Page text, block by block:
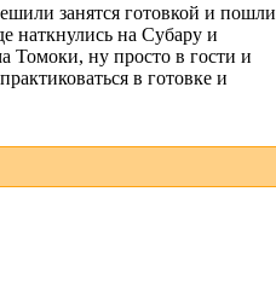
занятся готовкой и пошли
наткнулись на Субару и
Томоки, ну просто в гости и
в готовке и